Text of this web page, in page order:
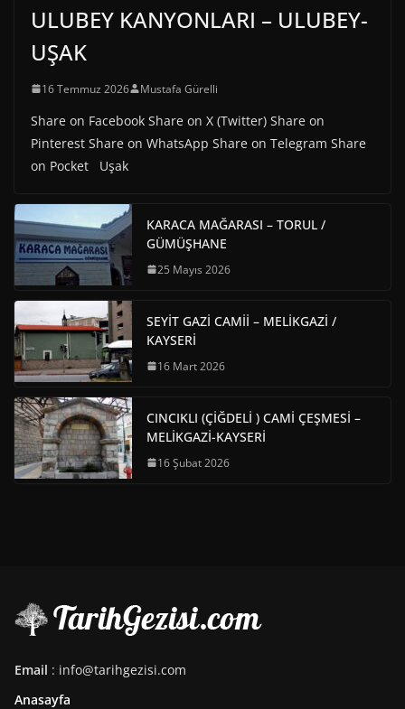
ULUBEY KANYONLARI – ULUBEY-
UŞAK
16 Temmuz 2026 Mustafa Gürelli
Share on Facebook Share on X (Twitter) Share on
Pinterest Share on WhatsApp Share on Telegram Share
on Pocket Uşak
KARACA MAĞARASI – TORUL /
GÜMÜŞHANE
25 Mayıs 2026
SEYİT GAZİ CAMİİ – MELİKGAZİ /
KAYSERİ
16 Mart 2026
CINCIKLI (ÇİĞDELİ ) CAMİ ÇEŞMESİ –
MELİKGAZİ-KAYSERİ
16 Şubat 2026
Email : info@tarihgezisi.com
Anasayfa